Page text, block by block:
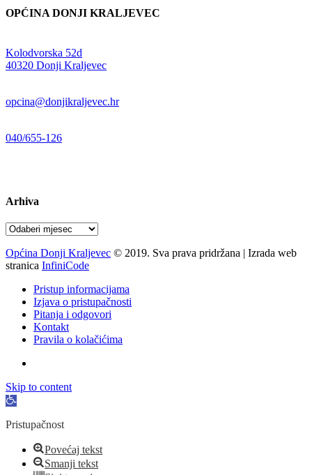
OPĆINA DONJI KRALJEVEC
Kolodvorska 52d
40320 Donji Kraljevec
opcina@donjikraljevec.hr
040/655-126
Arhiva
Arhiva
Općina Donji Kraljevec © 2019. Sva prava pridržana | Izrada web
stranica InfiniCode
Pristup informacijama
Izjava o pristupačnosti
Pitanja i odgovori
Kontakt
Pravila o kolačićima
Skip to content
Open
Pristupačnost
Povećaj tekst
Smanji tekst